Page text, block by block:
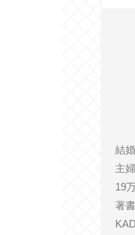
結
主
19
著